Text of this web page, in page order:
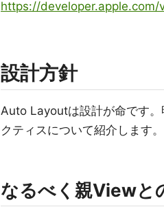
https://
設計方針
Auto Layoutは設計が命です
クティスについて紹介します。
なるべく親Viewと